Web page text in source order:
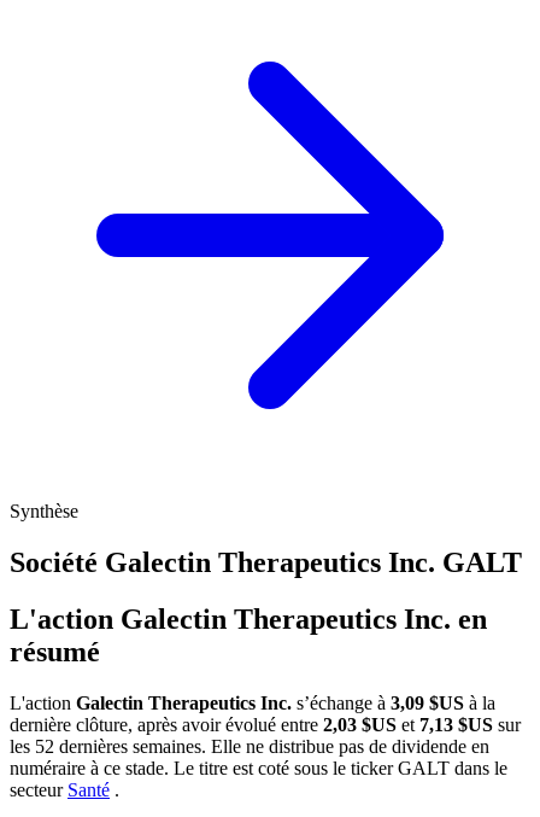
Synthèse
Société Galectin Therapeutics Inc. GALT
L'action Galectin Therapeutics Inc. en
résumé
L'action Galectin Therapeutics Inc. s’échange à 3,09 $US à la
dernière clôture, après avoir évolué entre 2,03 $US et 7,13 $US sur
les 52 dernières semaines. Elle ne distribue pas de dividende en
numéraire à ce stade. Le titre est coté sous le tickerGALT dans le
secteur Santé .